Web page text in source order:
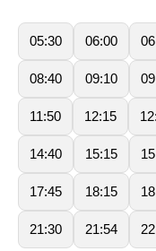
05:30 06:00
08:40 09:10
11:50 12:15
14:40 15:15
17:45 18:15
21:30 21:54